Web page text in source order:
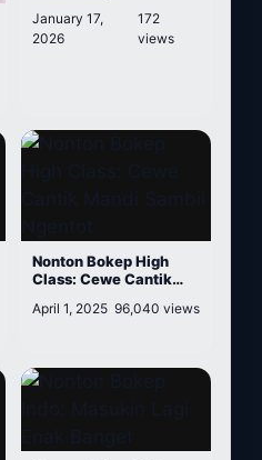
January 17,
2026
172
views
Nonton Bokep High
Class: Cewe Cantik
April 1, 2025 96,040 views